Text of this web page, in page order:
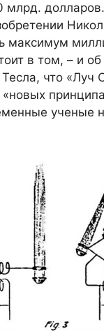
млрд.
максимум
в том, – и об
что «Луч
«новых
ученые